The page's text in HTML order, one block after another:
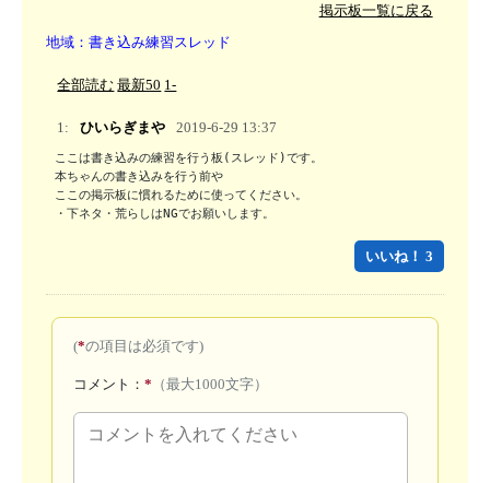
掲示板一覧に戻る
地域：書き込み練習スレッド
全部読む 最新50 1-
1: ひいらぎまや 2019-6-29 13:37
ここは書き込みの練習を行う板(スレッド)です。
本ちゃんの書き込みを行う前や
ここの掲示板に慣れるために使ってください。
・下ネタ・荒らしはNGでお願いします。
いいね！ 3
(*の項目は必須です)
コメント： * （最大1000文字）